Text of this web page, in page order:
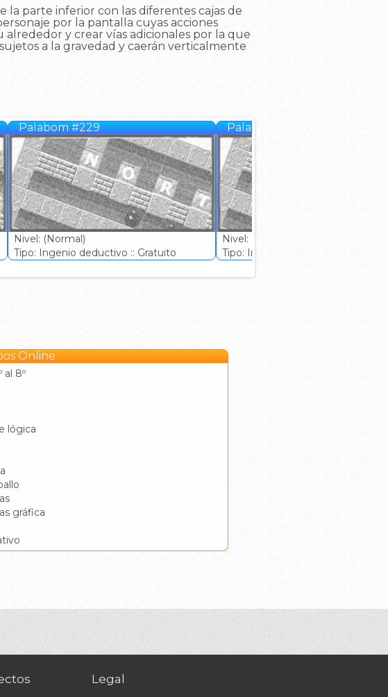
la parte inferior con las diferentes cajas de
por la pantalla cuyas acciones
alrededor y crear vías adicionales por la que
a la gravedad y caerán verticalmente
Palabom #229
Nivel: (Normal)
Tipo: Ingenio deductivo :: Gratuito
Palabom #230
Nivel: (Normal)
Tipo: Ingenio deductivo :: Gratuito
Online
al 8º
lógica
gráfica
Legal